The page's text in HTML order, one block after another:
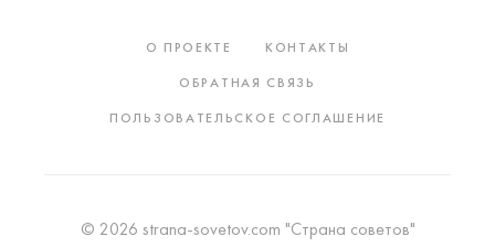
О ПРОЕКТЕ
КОНТАКТЫ
ОБРАТНАЯ СВЯЗЬ
ПОЛЬЗОВАТЕЛЬСКОЕ СОГЛАШЕНИЕ
© 2026 strana-sovetov.com "Страна советов"